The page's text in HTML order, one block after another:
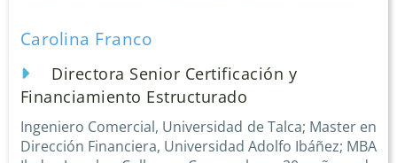
Carolina Franco
Directora Senior Certificación y
Financiamiento Estructurado
Ingeniero Comercial, Universidad de Talca; Master en
Dirección Financiera, Universidad Adolfo Ibáñez; MBA